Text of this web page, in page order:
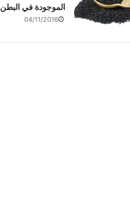
الموجودة في البطن
04/11/2016